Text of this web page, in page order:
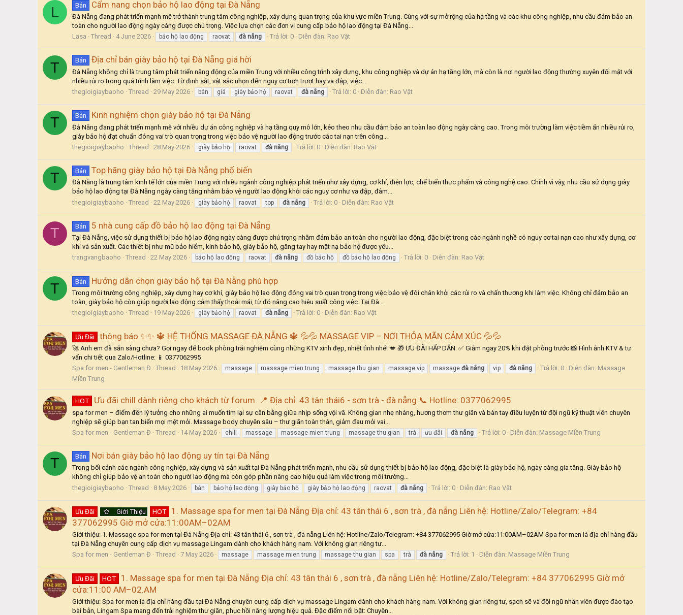
L Bán Cẩm nang chọn bảo hộ lao động tại Đà Nẵng
Đà Nẵng đang phát triển mạnh mẽ trở thành trung tâm công nghiệp, xây dựng quan trọng của khu vực miền Trung. Cùng với sự mở rộng của hạ tầng và các khu công nghiệp, nhu cầu đảm bảo an
toàn cho người lao động ngày càng được chú trọng. Việc lựa chọn các đơn vị cung cấp bảo hộ lao động tại Đà Nẵng...
Lasa
Thread 4 June 2026 bảo hộ lao động raovat đà nẵng Trả lời: 0 Diễn đàn: Rao Vặt
T Bán Địa chỉ bán giày bảo hộ tại Đà Nẵng giá hời
Đà Nẵng không chỉ là trung tâm phát triển năng động của miền Trung với nhiều công trình xây dựng, khu công nghiệp và dự án hạ tầng lớn, mà còn là nơi người lao động thường xuyên đối mặt với
nhiều rủi ro trong quá trình làm việc. Từ đinh sắt, vật sắc nhọn đến nguy cơ trơn trượt hay va đập, việc...
thegioigiaybaoho
Thread 29 May 2026 bán giá giày bảo hộ raovat đà nẵng Trả lời: 0 Diễn đàn: Rao Vặt
T Bán Kinh nghiệm chọn giày bảo hộ tại Đà Nẵng
Đà Nẵng đang phát triển mạnh mẽ với nhiều dự án công nghiệp và hạ tầng quy mô lớn, kéo theo nhu cầu đảm bảo an toàn lao động ngày càng cao. Trong môi trường làm việc tiềm ẩn nhiều rủi ro,
giày bảo hộ đạt chuẩn đóng vai trò quan trọng trong việc bảo vệ người lao động trước các tai nạn trên công...
thegioigiaybaoho
Thread 28 May 2026 giày bảo hộ raovat đà nẵng Trả lời: 0 Diễn đàn: Rao Vặt
T Bán Top hãng giày bảo hộ tại Đà Nẵng phổ biến
Đà Nẵng là trung tâm kinh tế lớn của miền Trung với nhiều ngành công nghiệp phát triển như xây dựng, cơ khí, điện lực, chế biến thực phẩm và công nghệ cao. Chính vì vậy, nhu cầu sử dụng giày
bảo hộ lao động tại Đà Nẵng ngày càng tăng nhằm bảo vệ người lao động khỏi các nguy cơ như va đập, đâm...
thegioigiaybaoho
Thread 22 May 2026 giày bảo hộ raovat top đà nẵng Trả lời: 0 Diễn đàn: Rao Vặt
T Bán 5 nhà cung cấp đồ bảo hộ lao động tại Đà Nẵng
Tại Đà Nẵng, việc sử dụng thiết bị bảo hộ lao động ngày càng được chú trọng nhằm đảm bảo an toàn cho người lao động, đặc biệt trong các ngành nghề có nguy cơ tai nạn cao như xây dựng, cơ
khí và sản xuất. Các thiết bị như mũ bảo hiểm, kính bảo hộ, giày bảo hộ, găng tay hay mặt nạ bảo hộ được yêu...
trangvangbaoho
Thread 22 May 2026 bảo hộ lao động raovat đà nẵng đồ bảo hộ đồ bảo hộ lao động Trả lời: 0 Diễn đàn: Rao Vặt
T Bán Hướng dẫn chọn giày bảo hộ tại Đà Nẵng phù hợp
Trong môi trường công nghiệp, xây dựng hay cơ khí, giày bảo hộ lao động đóng vai trò quan trọng trong việc bảo vệ đôi chân khỏi các rủi ro và chấn thương khi làm việc. Không chỉ đảm bảo an
toàn, giày bảo hộ còn giúp người lao động cảm thấy thoải mái, từ đó nâng cao hiệu suất công việc. Tại Đà...
thegioigiaybaoho
Thread 19 May 2026 giày bảo hộ raovat đà nẵng Trả lời: 0 Diễn đàn: Rao Vặt
Ưu Đãi thông báo ✨✨ 🔱 HỆ THỐNG MASSAGE ĐÀ NẴNG 🔱 💦💦 MASSAGE VIP – NƠI THỎA MÃN CẢM XÚC 💦💦
🚀 Anh em đã sẵn sàng chưa? Gọi ngay để book phòng trải nghiệm cùng những KTV xinh đẹp, nhiệt tình nhé! 💋 🎁 ƯU ĐÃI HẤP DẪN: ✅ Giảm ngay 20% khi đặt phòng trước 📸 Hình ảnh KTV & tư
vấn chi tiết qua Zalo/Hotline: 📱 0377062995
Spa for men - Gentleman Đ
Thread 18 May 2026 massage massage mien trung massage thu gian massage vip massage đà nẵng vip đà nẵng Trả lời: 0 Diễn đàn: Massage
Miền Trung
HOT Ưu đãi chill dành riêng cho khách từ forum. 📍 Địa chỉ: 43 tân thái6 - sơn trà - đà nẵng 📞 Hotline: 0377062995
spa for men – điểm đến lý tưởng cho những ai muốn tìm lại sự cân bằng giữa nhịp sống vội vã. Không gian nhẹ nhàng, hương thơm thư giãn và bàn tay điêu luyện từ đội ngũ kỹ thuật viên chuyên
nghiệp sẽ giúp bạn tan biến mọi mệt mỏi. Massage body chuyên sâu – thư giãn toàn thân, giảm đau mỏi vai...
Spa for men - Gentleman Đ
Thread 14 May 2026 chill massage massage mien trung massage thu gian trà ưu đãi đà nẵng Trả lời: 0 Diễn đàn: Massage Miền Trung
T Bán Nơi bán giày bảo hộ lao động uy tín tại Đà Nẵng
Trong bối cảnh các ngành công nghiệp, xây dựng và sản xuất tại Đà Nẵng phát triển mạnh, nhu cầu sử dụng thiết bị bảo hộ lao động, đặc biệt là giày bảo hộ, ngày càng gia tăng. Giày bảo hộ
không chỉ giúp bảo vệ an toàn cho người lao động mà còn góp phần nâng cao hiệu quả làm việc trong môi trường...
thegioigiaybaoho
Thread 8 May 2026 bán bảo hộ lao động giày bảo hộ giày bảo hộ lao động raovat đà nẵng Trả lời: 0 Diễn đàn: Rao Vặt
Ưu Đãi Giới Thiệu HOT
1. Massage spa for men tại Đà Nẵng Địa chỉ: 43 tân thái 6 , sơn trà , đà nẵng Liên hệ: Hotline/Zalo/Telegram: +84
377062995 Giờ mở cửa:11:00AM–02AM
Giới thiệu: 1. Massage spa for men tại Đà Nẵng Địa chỉ: 43 tân thái 6 , sơn trà , đà nẵng Liên hệ: Hotline/Zalo/Telegram: +84 377062995 Giờ mở cửa:11:00AM–02AM Spa for men là địa chỉ hàng đầu
tại Đà Nẵng chuyên cung cấp dịch vụ massage Lingam dành cho khách hàng nam. Với không gian riêng tư...
Spa for men - Gentleman Đ
Thread 7 May 2026 massage massage mien trung massage thu gian spa trà đà nẵng Trả lời: 1 Diễn đàn: Massage Miền Trung
Ưu Đãi HOT
1. Massage spa for men tại Đà Nẵng Địa chỉ: 43 tân thái 6 , sơn trà , đà nẵng Liên hệ: Hotline/Zalo/Telegram: +84 377062995 Giờ mở
cửa:11:00 AM–02.AM
Giới thiệu: Spa for men là địa chỉ hàng đầu tại Đà Nẵng chuyên cung cấp dịch vụ massage Lingam dành cho khách hàng nam. Với không gian riêng tư, sạch sẽ và đội ngũ nhân viên được đào tạo
bài bản, Lingam Spa mang đến trải nghiệm thư giãn, phục hồi năng lượng hiệu quả. Đặc điểm nổi bật: Chuyên...